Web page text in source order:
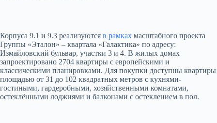
Корпуса 9.1 и 9.3 реализуются в рамках масштабного проекта
Группы «Эталон» – квартала «Галактика» по адресу:
Измайловский бульвар, участки 3 и 4. В жилых домах
запроектировано 2704 квартиры с европейскими и
классическими планировками. Для покупки доступны квартиры
площадью от 31 до 102 квадратных метров с кухнями-
гостиными, гардеробными, хозяйственными комнатами,
остеклёнными лоджиями и балконами с остеклением в пол.